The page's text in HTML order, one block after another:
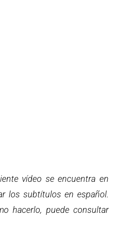
vídeo se encuentra en
los subtítulos en español.
hacerlo, puede consultar